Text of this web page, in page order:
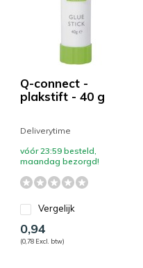
Q-connect -
plakstift - 40 g
Deliverytime
vóór 23:59 besteld,
maandag bezorgd!
Vergelijk
0,94
(0,78 Excl. btw)